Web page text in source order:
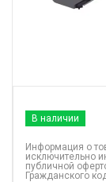
В наличии
Информация о
исключительно
публичной
Гражданского